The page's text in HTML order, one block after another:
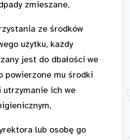
zmieszane,
ze środków
użytku, każdy
jest do dbałości we
powierzone mu środki
ich we
lub osobę go